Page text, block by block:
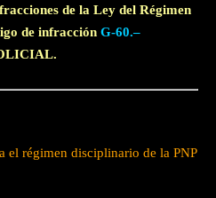
de la Ley del Régimen
de infracción G-60.–
el régimen disciplinario de la PNP